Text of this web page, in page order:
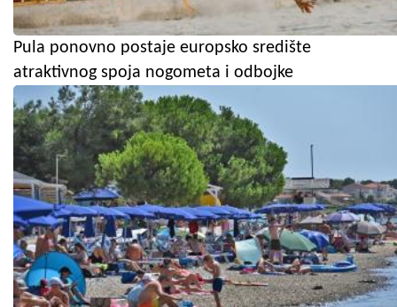
Pula ponovno postaje europsko središte
atraktivnog spoja nogometa i odbojke